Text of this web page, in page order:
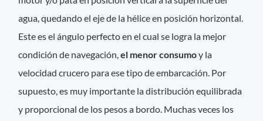
agua, quedando el eje de la hélice en posición horizontal.
Este es el ángulo perfecto en el cual se logra la mejor
condición de navegación,el menor consumoy la
velocidad crucero para ese tipo de embarcación. Por
supuesto, es muy importante la distribución equilibrada
y proporcional de los pesos a bordo. Muchas veces los